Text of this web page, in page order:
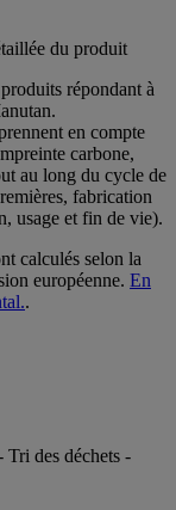
du produit
répondant à
en compte
carbone,
au long du cycle de
fabrication
usage et fin de vie).
calculés selon la
européenne. En
.
des déchets -